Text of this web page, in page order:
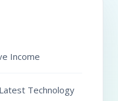
Income
Technology